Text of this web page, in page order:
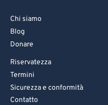
Chi siamo
Blog
Donare
Riservatezza
Termini
Sicurezza e conformità
Contatto